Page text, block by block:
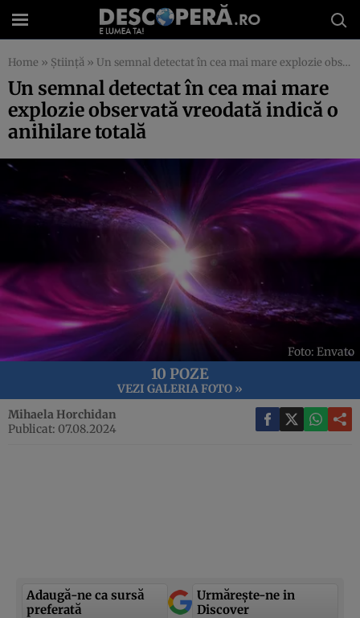
Home » Știință » Un semnal detectat în cea mai mare explozie observată vreodată indică o anihilare totală
Un semnal detectat în cea mai mare
explozie observată vreodată indică o
anihilare totală
Foto: Envato
10 POZE
VEZI GALERIA FOTO »
Mihaela Horchidan
Publicat: 07.08.2024
Adaugă-ne ca sursă
preferată
Urmărește-ne in
Discover